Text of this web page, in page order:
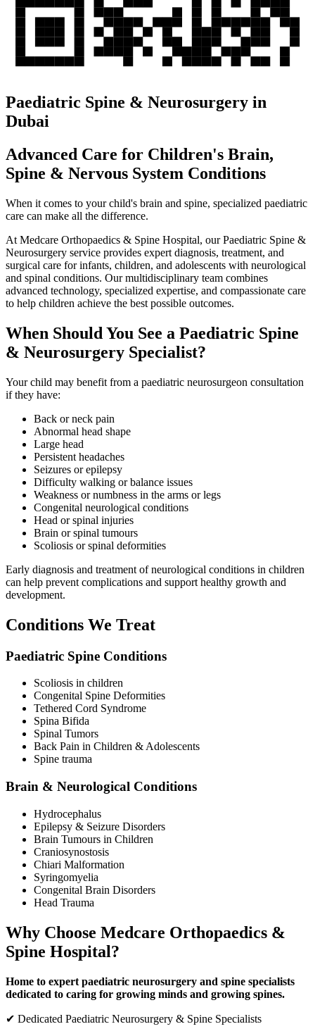
Paediatric Spine & Neurosurgery in
Dubai
Advanced Care for Children's Brain,
Spine & Nervous System Conditions
When it comes to your child's brain and spine, specialized paediatric
care can make all the difference.
At Medcare Orthopaedics & Spine Hospital, our Paediatric Spine &
Neurosurgery service provides expert diagnosis, treatment, and
surgical care for infants, children, and adolescents with neurological
and spinal conditions. Our multidisciplinary team combines
advanced technology, specialized expertise, and compassionate care
to help children achieve the best possible outcomes.
When Should You See a Paediatric Spine
& Neurosurgery Specialist?
Your child may benefit from a paediatric neurosurgeon consultation
if they have:
Back or neck pain
Abnormal head shape
Large head
Persistent headaches
Seizures or epilepsy
Difficulty walking or balance issues
Weakness or numbness in the arms or legs
Congenital neurological conditions
Head or spinal injuries
Brain or spinal tumours
Scoliosis or spinal deformities
Early diagnosis and treatment of neurological conditions in children
can help prevent complications and support healthy growth and
development.
Conditions We Treat
Paediatric Spine Conditions
Scoliosis in children
Congenital Spine Deformities
Tethered Cord Syndrome
Spina Bifida
Spinal Tumors
Back Pain in Children & Adolescents
Spine trauma
Brain & Neurological Conditions
Hydrocephalus
Epilepsy & Seizure Disorders
Brain Tumours in Children
Craniosynostosis
Chiari Malformation
Syringomyelia
Congenital Brain Disorders
Head Trauma
Why Choose Medcare Orthopaedics &
Spine Hospital?
Home to expert paediatric neurosurgery and spine specialists
dedicated to caring for growing minds and growing spines.
✔ Dedicated Paediatric Neurosurgery & Spine Specialists